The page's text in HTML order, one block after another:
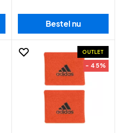
Bestel nu
OUTLET
- 45%